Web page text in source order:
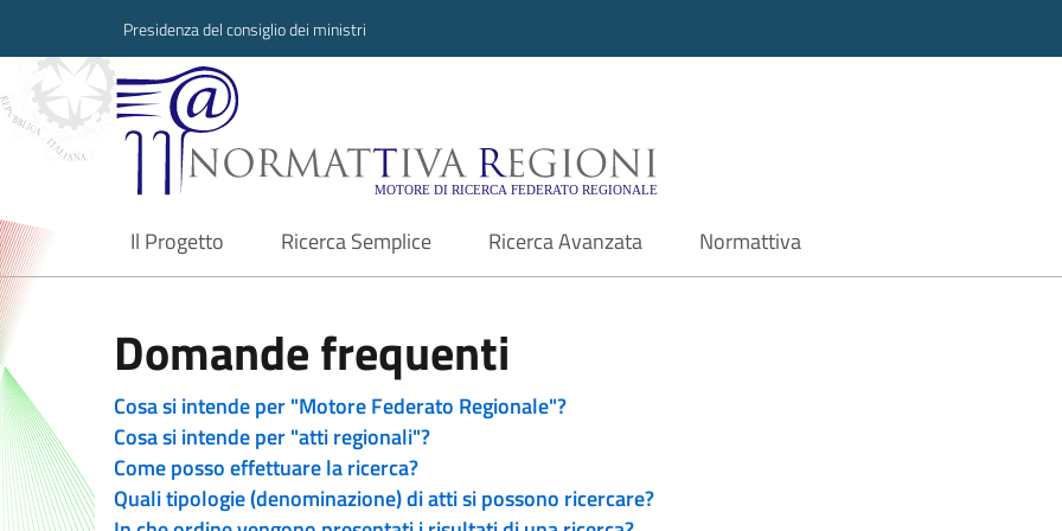
Presidenza del consiglio dei ministri
Normattiva Regioni - Motore di ricerca
Il Progetto
current Ricerca Semplice Ricerca Avanzata Normattiva
Domande frequenti
Cosa si intende per "Motore Federato Regionale"?
Cosa si intende per "atti regionali"?
Come posso effettuare la ricerca?
Quali tipologie (denominazione) di atti si possono ricercare?